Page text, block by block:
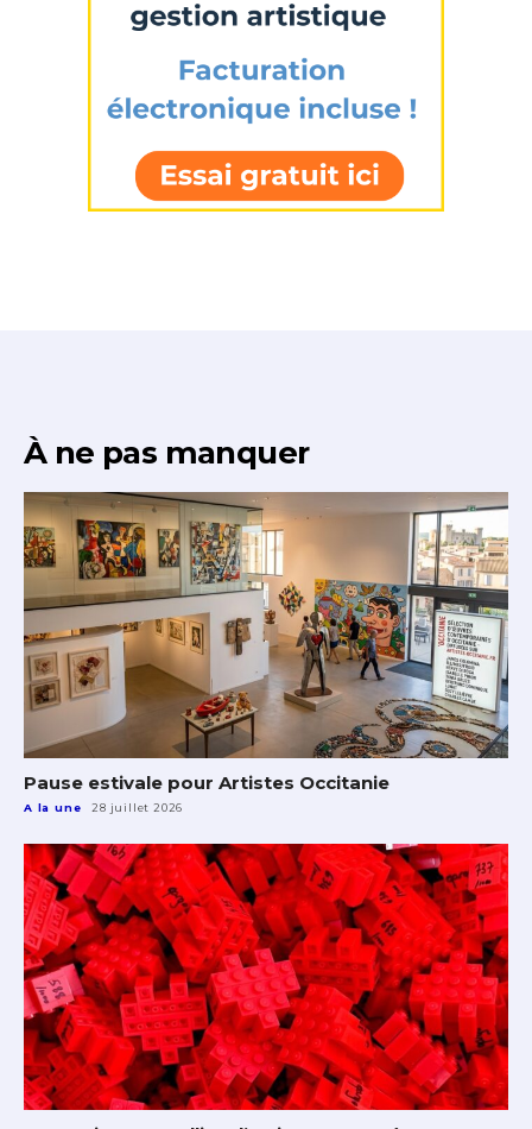
À ne pas manquer
Pause estivale pour Artistes Occitanie
A la une 28 juillet 2026